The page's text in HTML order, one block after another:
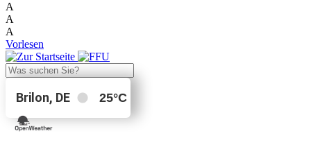
A
A
A
Vorlesen
Brilon, DE 25°C